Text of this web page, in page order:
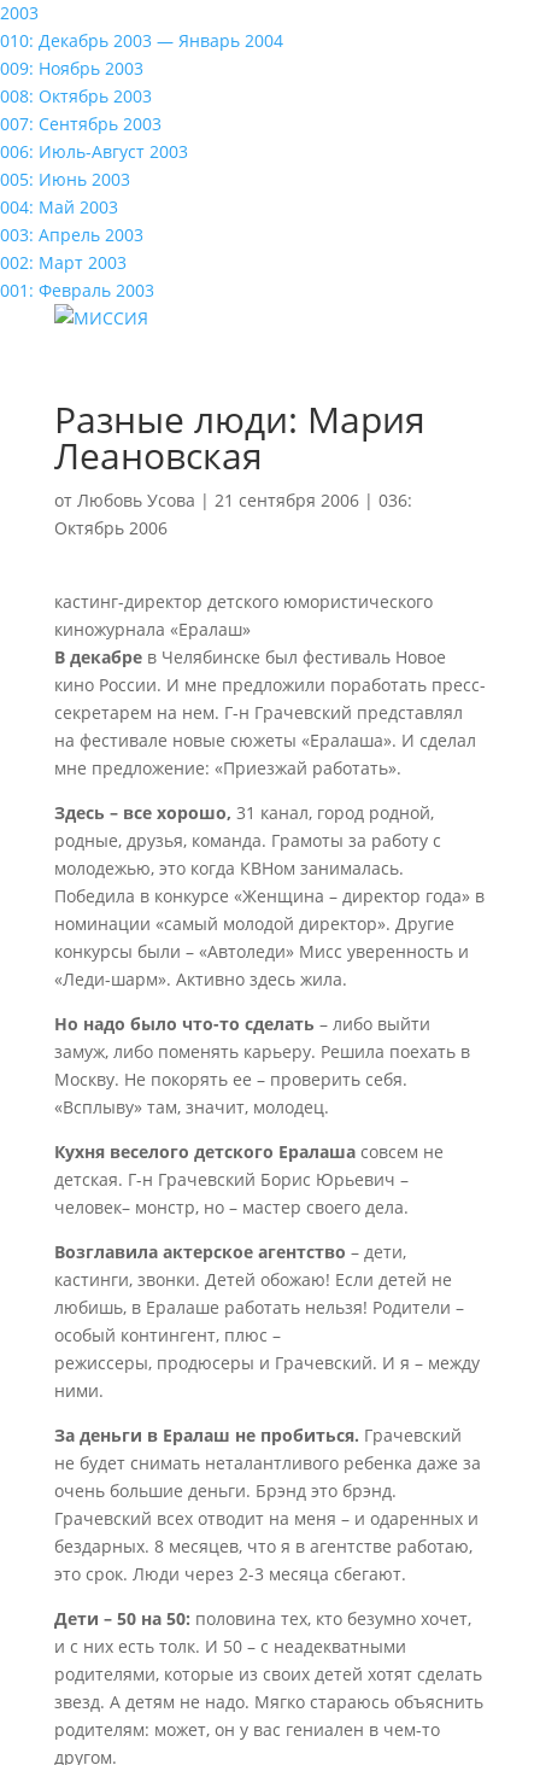
2003
010: Декабрь 2003 — Январь 2004
009: Ноябрь 2003
008: Октябрь 2003
007: Сентябрь 2003
006: Июль-Август 2003
005: Июнь 2003
004: Май 2003
003: Апрель 2003
002: Март 2003
001: Февраль 2003
Разные люди: Мария
Леановская
от Любовь Усова | 21 сентября 2006| 036:
Октябрь 2006
кастинг-директор детского юмористического
киножурнала «Ералаш»
В декабрев Челябинске был фестиваль Новое
кино России. И мне предложили поработать пресс-
секретарем на нем. Г-н Грачевский представлял
на фестивале новые сюжеты «Ералаша». И сделал
мне предложение: «Приезжай работать».
Здесь – все хорошо, 31 канал, город родной,
родные, друзья, команда. Грамоты за работу с
молодежью, это когда КВНом занималась.
Победила в конкурсе «Женщина – директор года» в
номинации «самый молодой директор». Другие
конкурсы были – «Автоледи» Мисс уверенность и
«Леди-шарм». Активно здесь жила.
Но надо было что-то сделать – либо выйти
замуж, либо поменять карьеру. Решила поехать в
Москву. Не покорять ее – проверить себя.
«Всплыву» там, значит, молодец.
Кухня веселого детского Ералашасовсем не
детская. Г-н Грачевский Борис Юрьевич –
человек– монстр, но – мастер своего дела.
Возглавила актерское агентство – дети,
кастинги, звонки. Детей обожаю! Если детей не
любишь, в Ералаше работать нельзя! Родители –
особый контингент, плюс –
режиссеры, продюсеры и Грачевский. И я – между
ними.
За деньги в Ералаш не пробиться. Грачевский
не будет снимать неталантливого ребенка даже за
очень большие деньги. Брэнд это брэнд.
Грачевский всех отводит на меня – и одаренных и
бездарных. 8 месяцев, что я в агентстве работаю,
это срок. Люди через 2-3 месяца сбегают.
Дети – 50 на 50: половина тех, кто безумно хочет,
и с них есть толк. И 50 – с неадекватными
родителями, которые из своих детей хотят сделать
звезд. А детям не надо. Мягко стараюсь объяснить
родителям: может, он у вас гениален в чем-то
другом.